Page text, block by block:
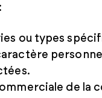
ou types
de la